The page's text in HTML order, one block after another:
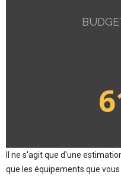
Il ne s'agit que d'une
que les équipements que